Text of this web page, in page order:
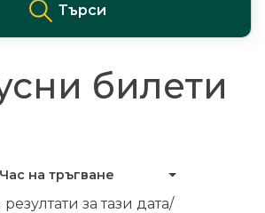
Търси
билети
Час на тръгване
за тази дата/